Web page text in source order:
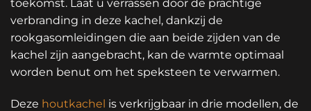
toekomst. Laat u verrassen door de prachtige
verbranding in deze kachel, dankzij de
rookgasomleidingen die aan beide zijden van de
kachel zijn aangebracht, kan de warmte optimaal
worden benut om het speksteen te verwarmen.
Deze houtkachel is verkrijgbaar in drie modellen, de